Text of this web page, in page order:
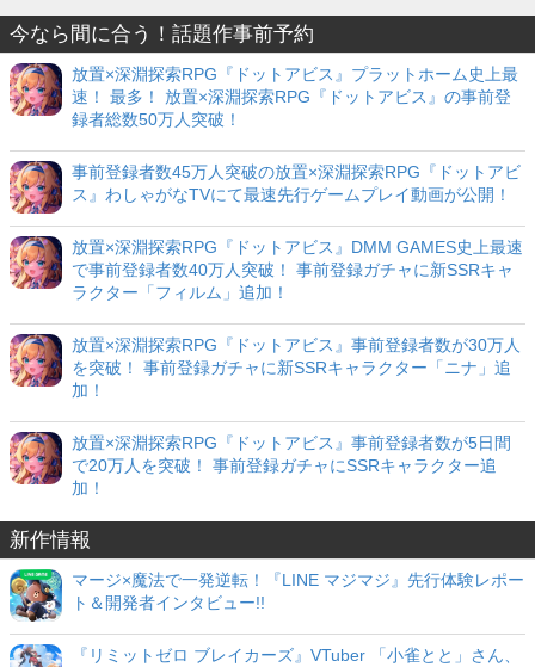
今なら間に合う！話題作事前予約
放置×深淵探索RPG『ドットアビス』プラットホーム史上最
速！ 最多！ 放置×深淵探索RPG『ドットアビス』の事前登
録者総数50万人突破！
事前登録者数45万人突破の放置×深淵探索RPG『ドットアビ
ス』わしゃがなTVにて最速先行ゲームプレイ動画が公開！
放置×深淵探索RPG『ドットアビス』DMM GAMES史上最速
で事前登録者数40万人突破！ 事前登録ガチャに新SSRキャ
ラクター「フィルム」追加！
放置×深淵探索RPG『ドットアビス』事前登録者数が30万人
を突破！ 事前登録ガチャに新SSRキャラクター「ニナ」追
加！
放置×深淵探索RPG『ドットアビス』事前登録者数が5日間
で20万人を突破！ 事前登録ガチャにSSRキャラクター追
加！
新作情報
マージ×魔法で一発逆転！『LINE マジマジ』先行体験レポー
ト＆開発者インタビュー!!
『リミットゼロ ブレイカーズ』VTuber 「小雀とと」さん、